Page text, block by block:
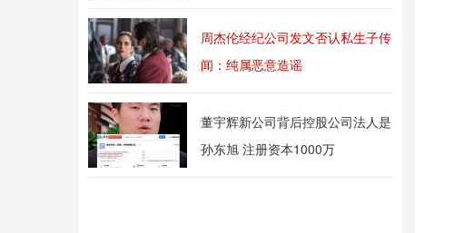
周杰伦经纪公司发文否认私生子传
闻：纯属恶意造谣
董宇辉新公司背后控股公司法人是
孙东旭 注册资本1000万